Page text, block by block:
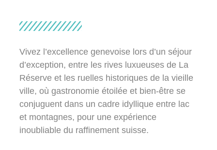
Vivez l’excellence genevoise lors d’un séjour
d’exception, entre les rives luxueuses de La
Réserve et les ruelles historiques de la vieille
ville, où gastronomie étoilée et bien-être se
conjuguent dans un cadre idyllique entre lac
et montagnes, pour une expérience
inoubliable du raffinement suisse.